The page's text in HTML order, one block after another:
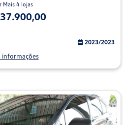
Mais 4 lojas
2023/2023
informações